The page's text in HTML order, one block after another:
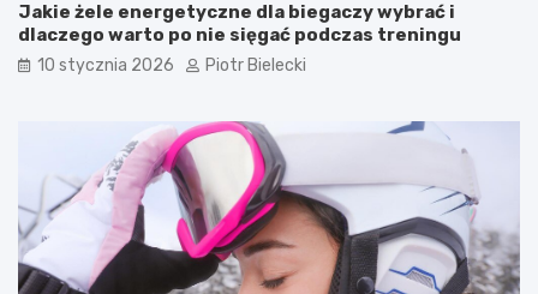
Jakie żele energetyczne dla biegaczy wybrać i
dlaczego warto po nie sięgać podczas treningu
10 stycznia 2026 Piotr Bielecki